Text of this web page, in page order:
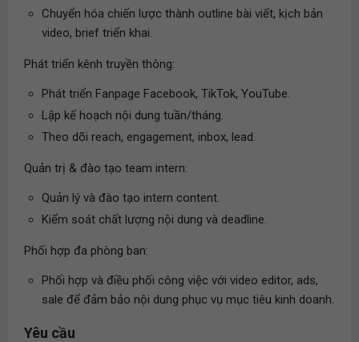
Chuyển hóa chiến lược thành outline bài viết, kịch bản
video, brief triển khai.
Phát triển kênh truyền thông:
Phát triển Fanpage Facebook, TikTok, YouTube.
Lập kế hoạch nội dung tuần/tháng.
Theo dõi reach, engagement, inbox, lead.
Quản trị & đào tạo team intern:
Quản lý và đào tạo intern content.
Kiểm soát chất lượng nội dung và deadline.
Phối hợp đa phòng ban:
Phối hợp và điều phối công việc với video editor, ads,
sale để đảm bảo nội dung phục vụ mục tiêu kinh doanh.
Yêu cầu